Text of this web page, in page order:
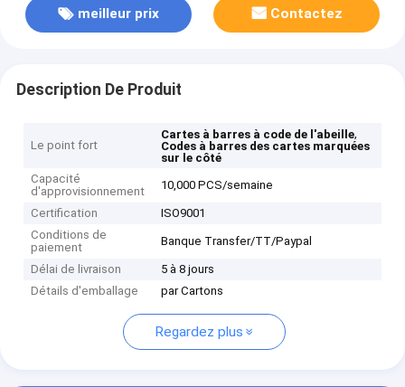
meilleur prix Contactez
Description De Produit
Le point fort
Cartes à barres à code de l'abeille,
Codes à barres des cartes marquées
sur le côté
Capacité
d'approvisionnement
10,000 PCS/semaine
Certification
ISO9001
Conditions de
paiement
Banque Transfer/TT/Paypal
Délai de livraison
5 à 8 jours
Détails d'emballage
par Cartons
Regardez plus